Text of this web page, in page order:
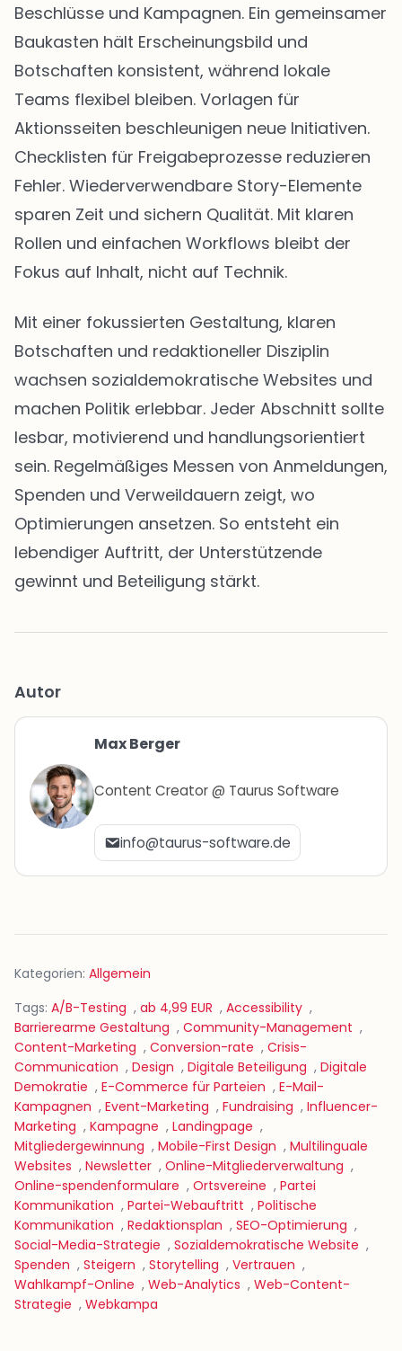
Beschlüsse und Kampagnen. Ein gemeinsamer
Baukasten hält Erscheinungsbild und
Botschaften konsistent, während lokale
Teams flexibel bleiben. Vorlagen für
Aktionsseiten beschleunigen neue Initiativen.
Checklisten für Freigabeprozesse reduzieren
Fehler. Wiederverwendbare Story-Elemente
sparen Zeit und sichern Qualität. Mit klaren
Rollen und einfachen Workflows bleibt der
Fokus auf Inhalt, nicht auf Technik.
Mit einer fokussierten Gestaltung, klaren
Botschaften und redaktioneller Disziplin
wachsen sozialdemokratische Websites und
machen Politik erlebbar. Jeder Abschnitt sollte
lesbar, motivierend und handlungsorientiert
sein. Regelmäßiges Messen von Anmeldungen,
Spenden und Verweildauern zeigt, wo
Optimierungen ansetzen. So entsteht ein
lebendiger Auftritt, der Unterstützende
gewinnt und Beteiligung stärkt.
Autor
Max Berger
Content Creator @ Taurus Software
info@taurus-software.de
Kategorien: Allgemein
Tags: A/B-Testing , ab 4,99 EUR , Accessibility ,
Barrierearme Gestaltung , Community-Management ,
Content-Marketing , Conversion-rate , Crisis-
Communication , Design , Digitale Beteiligung , Digitale
Demokratie , E-Commerce für Parteien , E-Mail-
Kampagnen , Event-Marketing , Fundraising , Influencer-
Marketing , Kampagne , Landingpage ,
Mitgliedergewinnung , Mobile-First Design , Multilinguale
Websites , Newsletter , Online-Mitgliederverwaltung ,
Online-spendenformulare , Ortsvereine , Partei
Kommunikation , Partei-Webauftritt , Politische
Kommunikation , Redaktionsplan , SEO-Optimierung ,
Social-Media-Strategie , Sozialdemokratische Website ,
Spenden , Steigern , Storytelling , Vertrauen ,
Wahlkampf-Online , Web-Analytics , Web-Content-
Strategie , Webkampa